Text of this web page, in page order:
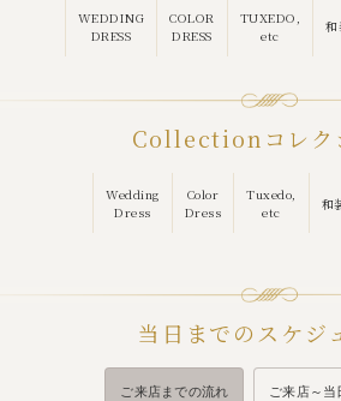
WEDDING
DRESS
COLOR
DRESS
TUXEDO,
etc
和
Collection コレ
Wedding
Dress
Color
Dress
Tuxedo,
etc
和
当日までのスケジ
ご来店までの流れ ご来店～当